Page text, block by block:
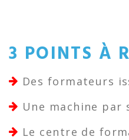
3 POINTS À
Des formateurs
Une machine par
Le centre de